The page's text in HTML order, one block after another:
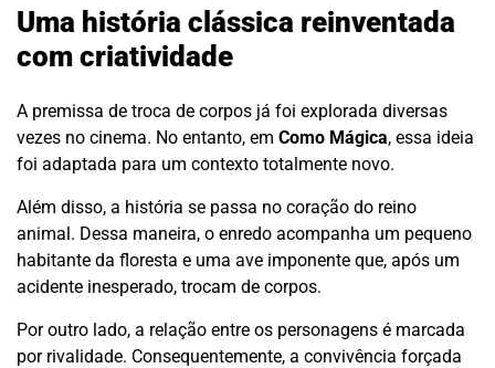
Uma história clássica reinventada
com criatividade
A premissa de troca de corpos já foi explorada diversas
vezes no cinema. No entanto, em Como Mágica, essa ideia
foi adaptada para um contexto totalmente novo.
Além disso, a história se passa no coração do reino
animal. Dessa maneira, o enredo acompanha um pequeno
habitante da floresta e uma ave imponente que, após um
acidente inesperado, trocam de corpos.
Por outro lado, a relação entre os personagens é marcada
por rivalidade. Consequentemente, a convivência forçada